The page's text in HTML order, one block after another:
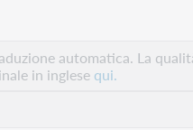
automatica. La
in inglese qui.